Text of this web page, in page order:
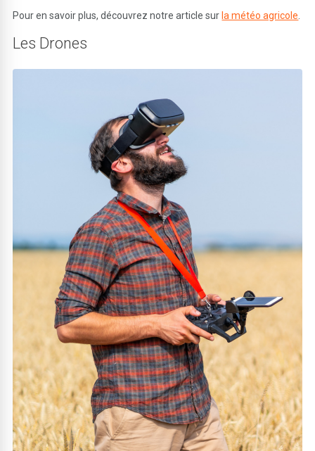
Pour en savoir plus, découvrez notre article surla météo agricole
Les Drones